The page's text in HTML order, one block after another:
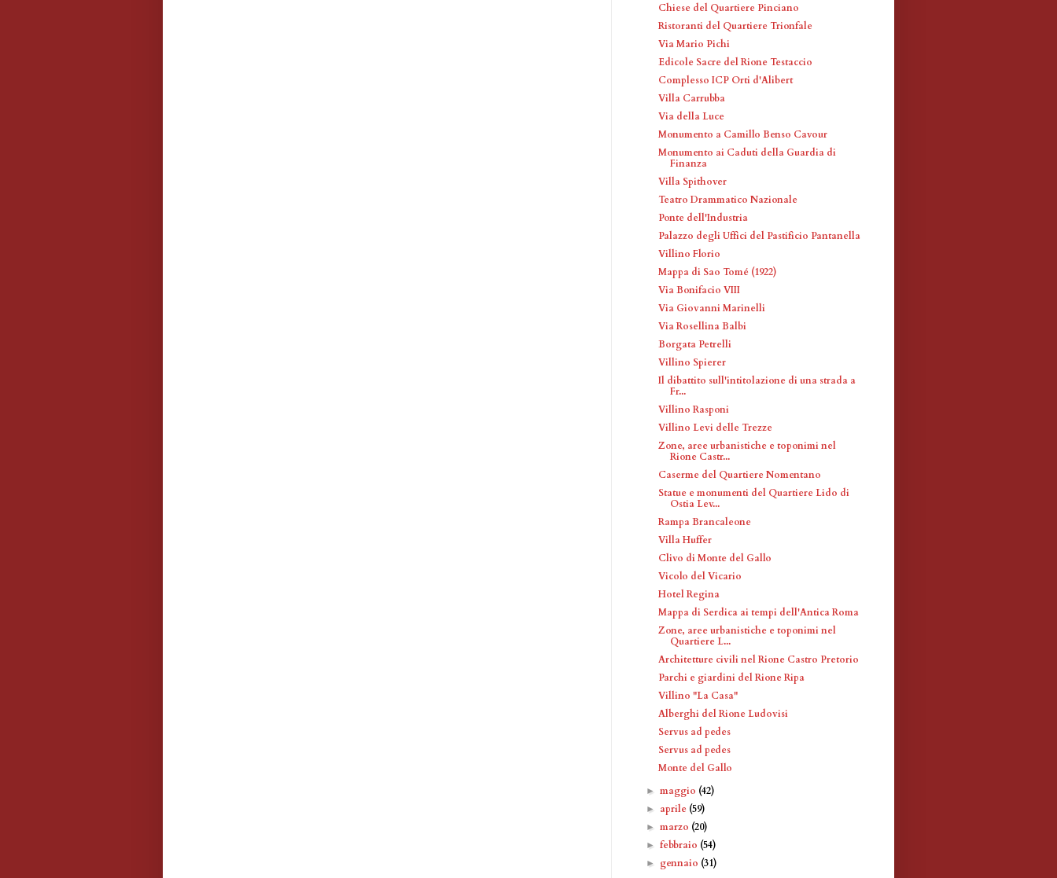
Chiese del Quartiere Pinciano
Ristoranti del Quartiere Trionfale
Via Mario Pichi
Edicole Sacre del Rione Testaccio
Complesso ICP Orti d'Alibert
Villa Carrubba
Via della Luce
Monumento a Camillo Benso Cavour
Monumento ai Caduti della Guardia di
Finanza
Villa Spithover
Teatro Drammatico Nazionale
Ponte dell'Industria
Palazzo degli Uffici del Pastificio Pantanella
Villino Florio
Mappa di Sao Tomé (1922)
Via Bonifacio VIII
Via Giovanni Marinelli
Via Rosellina Balbi
Borgata Petrelli
Villino Spierer
Il dibattito sull'intitolazione di una strada a
Fr...
Villino Rasponi
Villino Levi delle Trezze
Zone, aree urbanistiche e toponimi nel
Rione Castr...
Caserme del Quartiere Nomentano
Statue e monumenti del Quartiere Lido di
Ostia Lev...
Rampa Brancaleone
Villa Huffer
Clivo di Monte del Gallo
Vicolo del Vicario
Hotel Regina
Mappa di Serdica ai tempi dell'Antica Roma
Zone, aree urbanistiche e toponimi nel
Quartiere L...
Architetture civili nel Rione Castro Pretorio
Parchi e giardini del Rione Ripa
Villino "La Casa"
Alberghi del Rione Ludovisi
Servus ad pedes
Servus ad pedes
Monte del Gallo
►maggio (42)
► aprile (59)
►marzo (20)
►febbraio (54)
► gennaio (31)